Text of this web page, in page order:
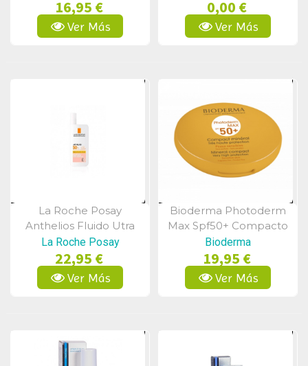
16,95 €
Ver Más
0,00 €
Ver Más
Vista Rápida
La Roche Posay
Anthelios Fluido Utra
Ligero Con Color Spf50
50 Ml
La Roche Posay
22,95 €
Ver Más
Vista Rápida
Bioderma Photoderm
Max Spf50+ Compacto
Claro 10 Gramos
Bioderma
19,95 €
Ver Más